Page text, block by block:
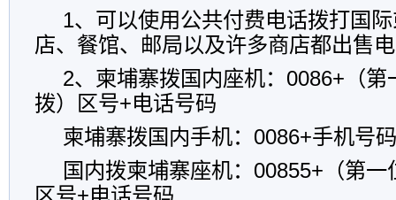
1、可以使用公共付费电话拨打国
店、餐馆、邮局以及许多商店都出售
2、柬埔寨拨国内座机：0086+（第
拨）区号+电话号码
柬埔寨拨国内手机：0086+手机号码
国内拨柬埔寨座机：00855+（第
区号+电话号码